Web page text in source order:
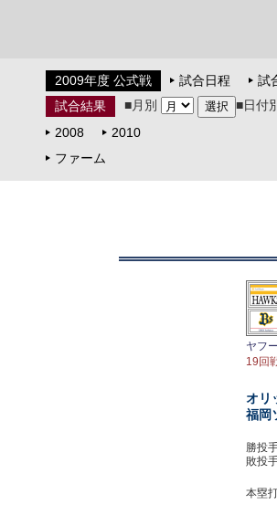
2009年度 公式戦 試合日程 試
試合結果
■月別
■日付
2008
2010
ファーム
ヤフ
19回
オリ
福岡
勝投
敗投
本塁